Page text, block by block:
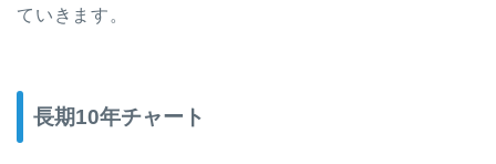
ていきます。
長期10年チャート